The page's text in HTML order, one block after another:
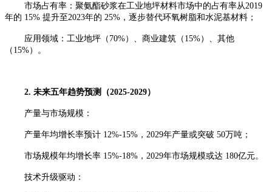
市场占有率：聚氨酯砂浆在工业地坪材料市场中的占有率从 2019
年的 15% 提升至2023年的 25%，逐步替代环氧树脂和水泥基材料；
应用领域：工业地坪（ 70%）、商业建筑（15%）、其他
（15%）。
2. 未来五年趋势预测（2025-2029）
产量与市场规模：
产量年均增长率预计 12%-15%，2029年产量或突破 50万吨；
市场规模年均增长率 15%-18%，2029年市场规模或达 180亿元。
技术升级驱动：